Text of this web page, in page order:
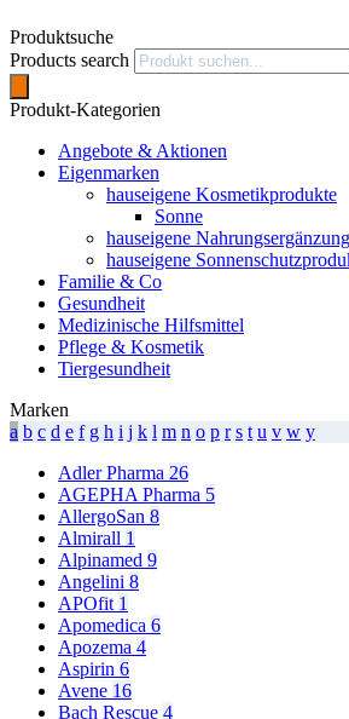
Produktsuche
Products search
Produkt-Kategorien
Angebote & Aktionen
Eigenmarken
hauseigene Kosmetikprodukte
Sonne
hauseigene
hauseigene
Familie & Co
Gesundheit
Medizinische Hilfsmittel
Pflege & Kosmetik
Tiergesundheit
Marken
a b c d e f g h i j k l m n o p r s t u v w y
Adler Pharma 26
AGEPHA Pharma 5
AllergoSan 8
Almirall 1
Alpinamed 9
Angelini 8
APOfit 1
Apomedica 6
Apozema 4
Aspirin 6
Avene 16
Bach Rescue 4